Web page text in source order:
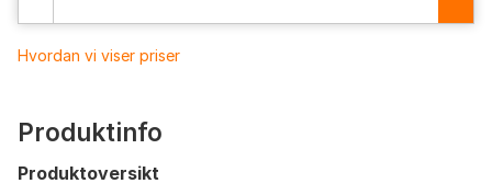
Hvordan vi viser priser
Produktinfo
Produktoversikt